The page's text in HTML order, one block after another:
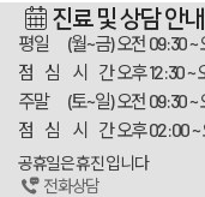
진료 및 상담 안내
평일 (월~금)오전 09:30 ~
점 심 시 간오후 12:30 ~
주말 (토~일)오전 09:30 ~
점 심 시 간오후 02:00 ~
공휴일은 휴진 입니다
전화상담